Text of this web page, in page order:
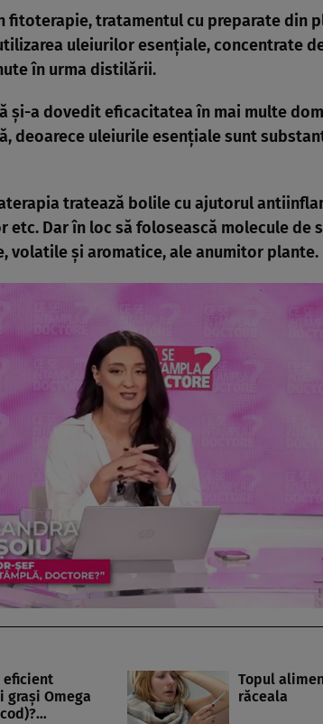
fitoterapie, tratamentul cu preparate din
uleiurilor esenţiale, concentrate
în urma distilării.
şi-a dovedit eficacitatea în mai multe
deoarece uleiurile esenţiale sunt
tratează bolile cu ajutorul
Dar în loc să folosească molecule de
volatile şi aromatice, ale anumitor plante.
eficient
graşi Omega
Topul
răceala